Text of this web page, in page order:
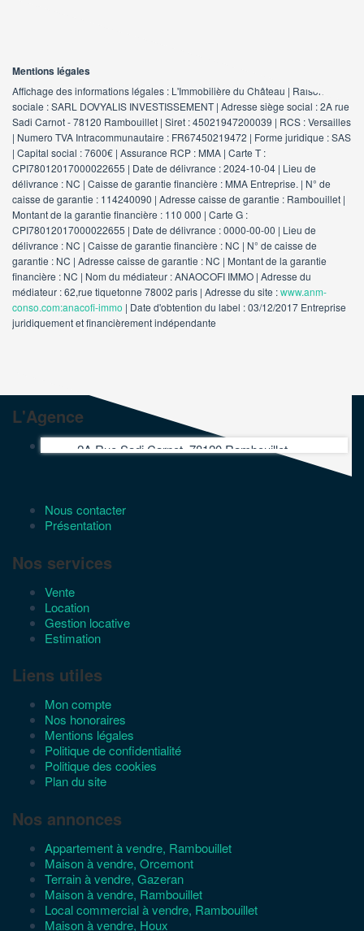
Mentions légales
Affichage des informations légales : L'Immobilière du Château | Raison
sociale : SARL DOVYALIS INVESTISSEMENT | Adresse siège social : 2A rue
Sadi Carnot - 78120 Rambouillet | Siret : 45021947200039 | RCS : Versailles
| Numero TVA Intracommunautaire : FR67450219472 | Forme juridique : SAS
| Capital social : 7600€ | Assurance RCP : MMA | Carte T :
CPI78012017000022655 | Date de délivrance : 2024-10-04 | Lieu de
délivrance : NC | Caisse de garantie financière : MMA Entreprise. | N° de
caisse de garantie : 114240090 | Adresse caisse de garantie : Rambouillet |
Montant de la garantie financière : 110 000 | Carte G :
CPI78012017000022655 | Date de délivrance : 0000-00-00 | Lieu de
délivrance : NC | Caisse de garantie financière : NC | N° de caisse de
garantie : NC | Adresse caisse de garantie : NC | Montant de la garantie
financière : NC | Nom du médiateur : ANAOCOFI IMMO | Adresse du
médiateur : 62,rue tiquetonne 78002 paris | Adresse du site :www.anm-
conso.com:anacofi-immo | Date d'obtention du label : 03/12/2017 Entreprise
juridiquement et financièrement indépendante
L'Agence
2A Rue Sadi Carnot, 78120 Rambouillet
Nous contacter
Présentation
Nos services
Vente
Location
Gestion locative
Estimation
Liens utiles
Mon compte
Nos honoraires
Mentions légales
Politique de confidentialité
Politique des cookies
Plan du site
Nos annonces
Appartement à vendre, Rambouillet
Maison à vendre, Orcemont
Terrain à vendre, Gazeran
Maison à vendre, Rambouillet
Local commercial à vendre, Rambouillet
Maison à vendre, Houx